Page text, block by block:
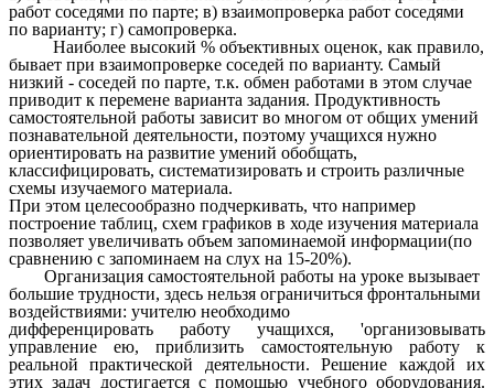
работ соседями по парте; в) взаимопроверка работ соседями
по варианту; г) самопроверка.
Наиболее высокий % объективных оценок, как правило,
бывает при взаимопроверке соседей по варианту. Самый
низкий - соседей по парте, т.к. обмен работами в этом случае
приводит к перемене варианта задания. Продуктивность
самостоятельной работы зависит во многом от общих умений
познавательной деятельности, поэтому учащихся нужно
ориентировать на развитие умений обобщать,
классифицировать, систематизировать и строить различные
схемы изучаемого материала.
При этом целесообразно подчеркивать, что например
построение таблиц, схем графиков в ходе изучения материала
позволяет увеличивать объем запоминаемой информации(по
сравнению с запоминаем на слух на 15-20%).
Организация самостоятельной работы на уроке вызывает
большие трудности, здесь нельзя ограничиться фронтальными
воздействиями: учителю необходимо
дифференцировать работу учащихся, 'организовывать
управление ею, приблизить самостоятельную работу к
реальной практической деятельности. Решение каждой их
этих задач достигается с помощью учебного оборудования.